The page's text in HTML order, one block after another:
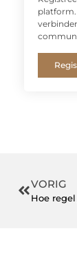
platform.
VORIG